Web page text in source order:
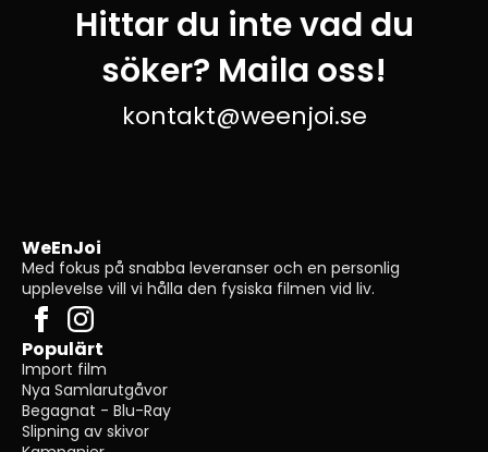
Hittar du inte vad du
söker? Maila oss!
kontakt@weenjoi.se
WeEnJoi
Med fokus på snabba leveranser och en personlig
upplevelse vill vi hålla den fysiska filmen vid liv.
Populärt
Import film
Nya Samlarutgåvor
Begagnat - Blu-Ray
Slipning av skivor